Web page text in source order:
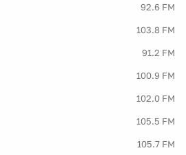
92.6 FM
103.8 FM
91.2 FM
100.9 FM
102.0 FM
105.5 FM
105.7 FM